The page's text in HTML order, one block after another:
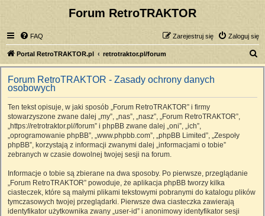
Forum RetroTRAKTOR
FAQ Zaloguj się
Zarejestruj się
Portal RetroTRAKTOR.pl retrotraktor.pl/forum
z
Forum RetroTRAKTOR - Zasady ochrony danych
osobowych
Ten tekst opisuje, w jaki sposób „Forum RetroTRAKTOR” i firmy
stowarzyszone zwane dalej „my”, „nas”, „nasz”, „Forum RetroTRAKTOR”,
„https://retrotraktor.pl//forum” i phpBB zwane dalej „oni”, „ich”,
„oprogramowanie phpBB”, „www.phpbb.com”, „phpBB Limited”, „Zespoły
phpBB”, korzystają z informacji zwanymi dalej „informacjami o tobie”
zebranych w czasie dowolnej twojej sesji na forum.
Informacje o tobie są zbierane na dwa sposoby. Po pierwsze, przeglądanie
„Forum RetroTRAKTOR” powoduje, że aplikacja phpBB tworzy kilka
ciasteczek, które są małymi plikami tekstowymi pobranymi do katalogu plików
tymczasowych twojej przeglądarki. Pierwsze dwa ciasteczka zawierają
identyfikator użytkownika zwany „user-id” i anonimowy identyfikator sesji